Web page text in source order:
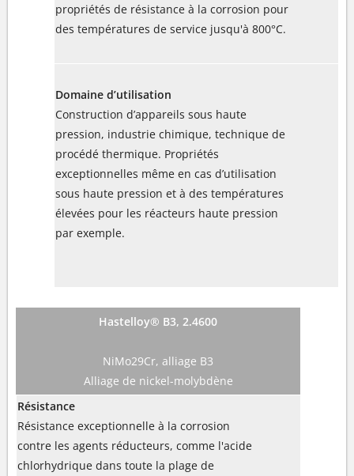
propriétés de résistance à la corrosion pour
des températures de service jusqu'à 800°C.
Domaine d’utilisation
Construction d’appareils sous haute
pression, industrie chimique, technique de
procédé thermique. Propriétés
exceptionnelles même en cas d’utilisation
sous haute pression et à des températures
élevées pour les réacteurs haute pression
par exemple.
Hastelloy® B3, 2.4600
NiMo29Cr, alliage B3
Alliage de nickel-molybdène
Résistance
Résistance exceptionnelle à la corrosion
contre les agents réducteurs, comme l'acide
chlorhydrique dans toute la plage de